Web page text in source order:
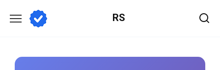
содержанию
RS